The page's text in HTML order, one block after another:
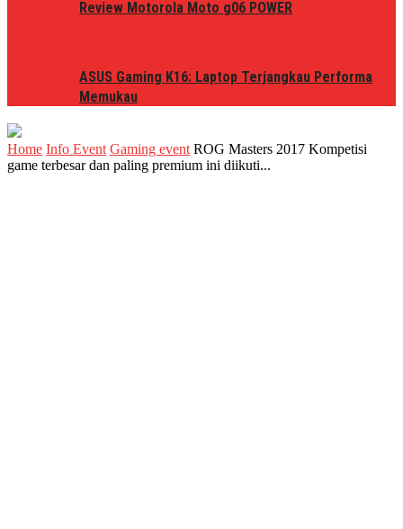
Review Motorola Moto g06 POWER
ASUS Gaming K16: Laptop Terjangkau Performa
Memukau
Home Info Event Gaming event ROG Masters 2017 Kompetisi
game terbesar dan paling premium ini diikuti...